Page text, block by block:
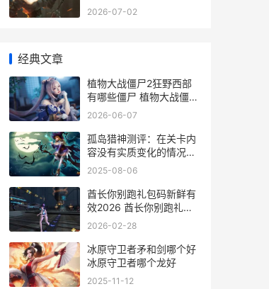
航礼包
2026-07-02
经典文章
植物大战僵尸2狂野西部
有哪些僵尸 植物大战僵尸
2老版本
2026-06-07
孤岛猎神测评：在关卡内
容没有实质变化的情况下
重复劳动 孤岛猎手神器
2025-08-06
酋长你别跑礼包码新鲜有
效2026 酋长你别跑礼包
码2026年1月
2026-02-28
冰原守卫者矛和剑哪个好
冰原守卫者哪个龙好
2025-11-12